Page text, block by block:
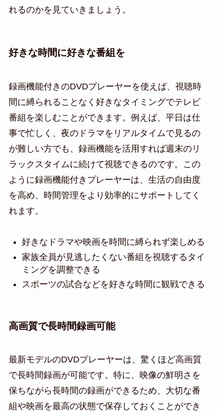
れるのかを見ていきましょう。
好きな時間に好きな番組を
録画機能付きのDVDプレーヤーを使えば、視聴時
間に縛られることなく好きなタイミングでテレビ
番組を楽しむことができます。例えば、平日は仕
事で忙しく、夜のドラマをリアルタイムで見るの
が難しい方でも、録画機能を活用すれば週末のリ
ラックスタイムに続けて視聴できるのです。この
ように録画機能付きプレーヤーは、生活の自由度
を高め、時間管理をより効率的にサポートしてく
れます。
好きなドラマや映画を時間に縛られず楽しめる
家族全員が見逃したくない番組を視聴するタイ
ミングを調整できる
スポーツの試合などを好きな時間に観戦できる
高画質で長時間録画可能
最新モデルのDVDプレーヤーは、驚くほど高画質
で長時間録画が可能です。特に、映像の鮮明さを
保ちながら長時間の録画ができるため、大切な番
組や映画を最高の状態で保存しておくことができ